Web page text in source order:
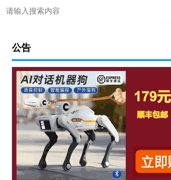
公告